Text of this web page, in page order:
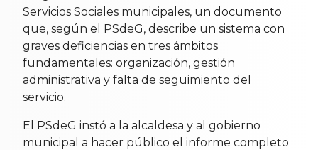
Servicios Sociales municipales, un documento
que, según el PSdeG, describe un sistema con
graves deficiencias en tres ámbitos
fundamentales: organización, gestión
administrativa y falta de seguimiento del
servicio.
El PSdeG instó a la alcaldesa y al gobierno
municipal a hacer público el informe completo